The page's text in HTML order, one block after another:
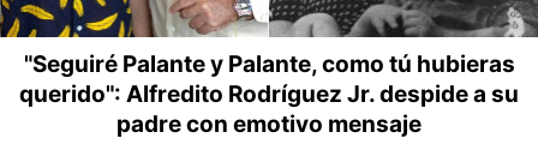
"Seguiré Palante y Palante, como tú hubieras
querido": Alfredito Rodríguez Jr. despide a su
padre con emotivo mensaje